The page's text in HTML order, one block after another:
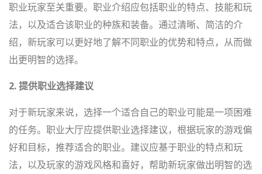
职业玩家至关重要。职业介绍应包括职业的特点、技能和玩
法，以及适合该职业的种族和装备。通过清晰、简洁的介
绍，新玩家可以更好地了解不同职业的优势和特点，从而做
出更明智的选择。
2. 提供职业选择建议
对于新玩家来说，选择一个适合自己的职业可能是一项困难
的任务。职业大厅应提供职业选择建议，根据玩家的游戏偏
好和目标，推荐适合的职业。建议应基于职业的特点和玩
法，以及玩家的游戏风格和喜好，帮助新玩家做出明智的选